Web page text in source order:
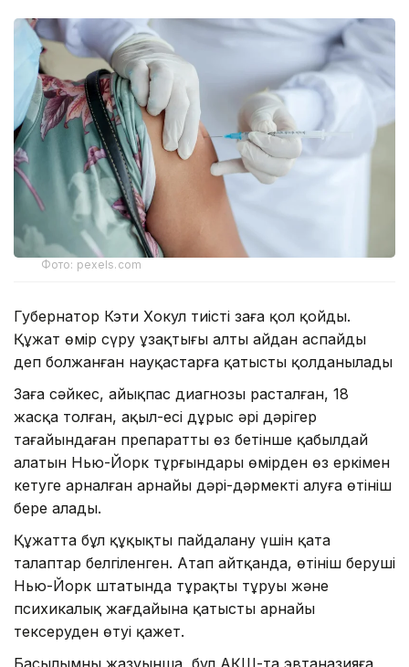
Фото: pexels.com
Губернатор Кэти Хокул тиісті заңға қол қойды.
Құжат өмір сүру ұзақтығы алты айдан аспайды
деп болжанған науқастарға қатысты қолданылады
Заңға сәйкес, айықпас диагнозы расталған, 18
жасқа толған, ақыл-есі дұрыс әрі дәрігер
тағайындаған препаратты өз бетінше қабылдай
алатын Нью-Йорк тұрғындары өмірден өз еркімен
кетуге арналған арнайы дәрі-дәрмекті алуға өтініш
бере алады.
Құжатта бұл құқықты пайдалану үшін қатаң
талаптар белгіленген. Атап айтқанда, өтініш беруші
Нью-Йорк штатында тұрақты тұруы және
психикалық жағдайына қатысты арнайы
тексеруден өтуі қажет.
Басылымның жазуынша, бұл АҚШ-та эвтаназияға